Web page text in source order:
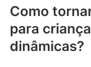
Como
para
dinâmicas?